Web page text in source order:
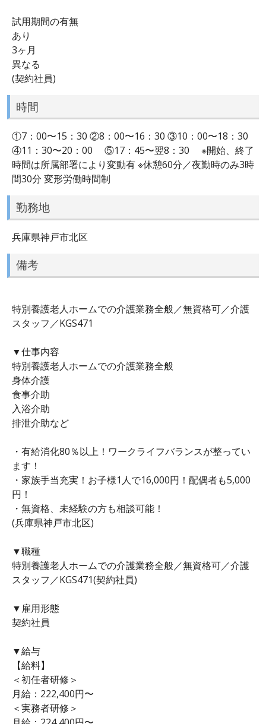
試用期間の有無
あり
3ヶ月
異なる
(契約社員)
時間
①7：00〜15：30 ②8：00〜16：30 ③10：00〜18：30
④11：30〜20：00 ⑤17：45〜翌8：30 ※開始、終了
時間は所属部署により変動有 ※休憩60分／夜勤時のみ3時
間30分 変形労働時間制
勤務地
兵庫県神戸市北区
備考
特別養護老人ホームでの介護業務全般／無資格可／介護
スタッフ／KGS471
▼仕事内容
特別養護老人ホームでの介護業務全般
身体介護
食事介助
入浴介助
排泄介助など
・有給消化80％以上！ワークライフバランスが整ってい
ます！
・家族手当充実！お子様1人で16,000円！配偶者も5,000
円！
・無資格、未経験の方も相談可能！
(兵庫県神戸市北区)
▼職種
特別養護老人ホームでの介護業務全般／無資格可／介護
スタッフ／KGS471(契約社員)
▼雇用形態
契約社員
▼給与
【給料】
＜初任者研修＞
月給：222,400円〜
＜実務者研修＞